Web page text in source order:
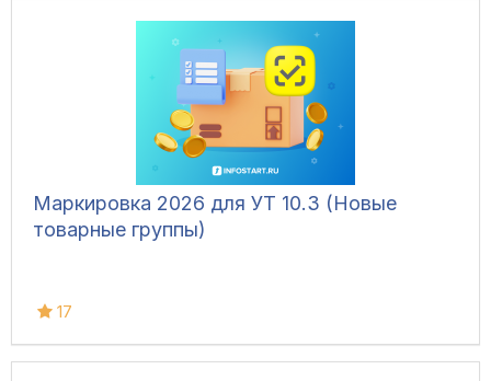
Маркировка 2026 для УТ 10.3 (Новые
товарные группы)
17